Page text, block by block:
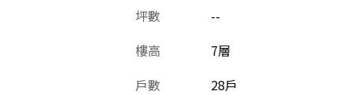
坪數
--
樓高
7層
戶數
28戶